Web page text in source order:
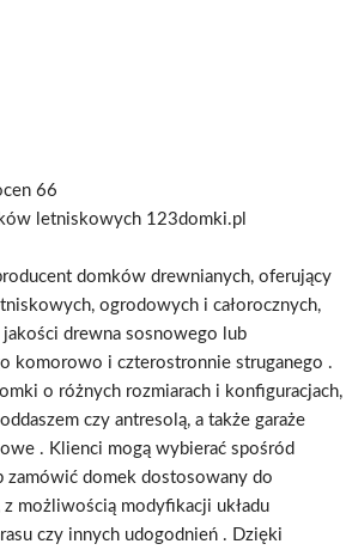
66
domków drewnianych, oferujący
ogrodowych i całorocznych,
drewna sosnowego lub
komorowo i czterostronnie struganego .
o różnych rozmiarach i konfiguracjach,
czy antresolą, a także garaże
. Klienci mogą wybierać spośród
domek dostosowany do
możliwością modyfikacji układu
czy innych udogodnień .
Dzięki